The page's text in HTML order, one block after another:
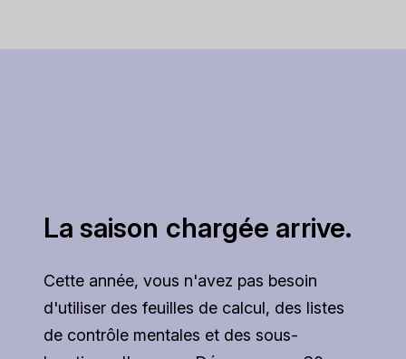
La saison chargée arrive.
Cette année, vous n'avez pas besoin
d'utiliser des feuilles de calcul, des listes
de contrôle mentales et des sous-